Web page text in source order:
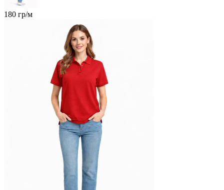
180 гр/м